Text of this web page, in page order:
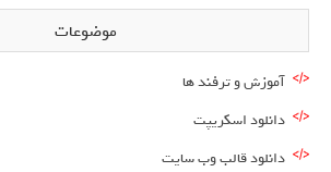
موضوعات
آموزش و ترفند ها
دانلود اسکریپت
دانلود قالب وب سایت